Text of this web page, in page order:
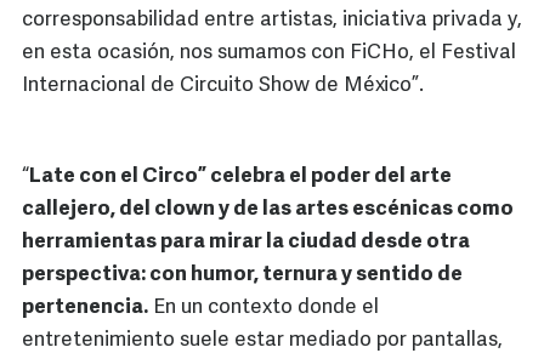
corresponsabilidad entre artistas, iniciativa privada y,
en esta ocasión, nos sumamos con FiCHo, el Festival
Internacional de Circuito Show de México”.
“Late con el Circo” celebra el poder del arte
callejero, del clown y de las artes escénicas como
herramientas para mirar la ciudad desde otra
perspectiva: con humor, ternura y sentido de
pertenencia. En un contexto donde el
entretenimiento suele estar mediado por pantallas,